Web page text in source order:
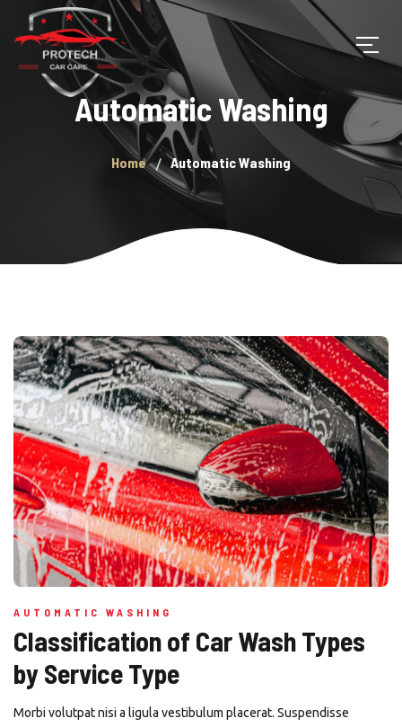
Automatic Washing
Home Automatic Washing
AUTOMATIC WASHING
Classification of Car Wash Types
by Service Type
Morbi volutpat nisi a ligula vestibulum placerat. Suspendisse